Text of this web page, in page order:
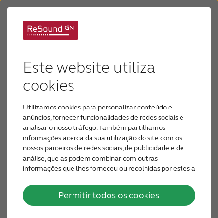
Este website utiliza
cookies
Utilizamos cookies para personalizar conteúdo e
anúncios, fornecer funcionalidades de redes sociais e
analisar o nosso tráfego. Também partilhamos
informações acerca da sua utilização do site com os
nossos parceiros de redes sociais, de publicidade e de
análise, que as podem combinar com outras
informações que lhes forneceu ou recolhidas por estes a
Permitir todos os cookies
Perda Auditiva
Por que ReSound
Suporte & Cuidado
PARA PROFISSIONAIS
Bem-vindo à ajuda e
suporte da ReSound